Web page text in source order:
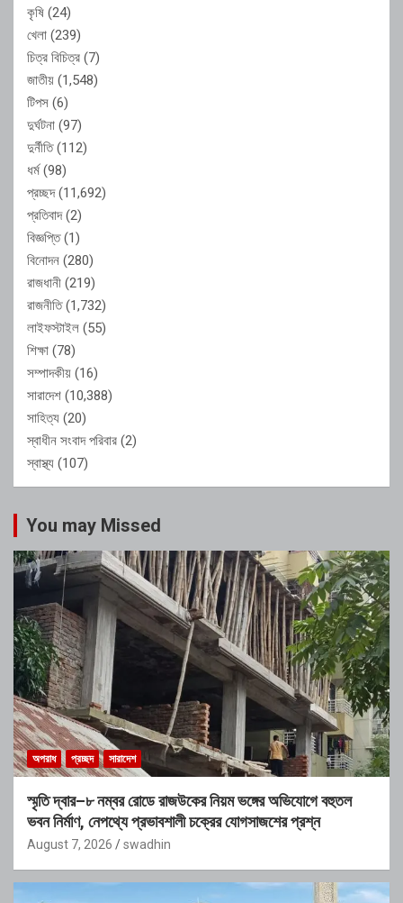
কৃষি (24)
খেলা (239)
চিত্র বিচিত্র (7)
জাতীয় (1,548)
টিপস (6)
দুর্ঘটনা (97)
দুর্নীতি(112)
ধর্ম(98)
প্রচ্ছদ(11,692)
প্রতিবাদ(2)
বিজ্ঞপ্তি(1)
বিনোদন (280)
রাজধানী (219)
রাজনীতি(1,732)
লাইফস্টাইল (55)
শিক্ষা (78)
সম্পাদকীয় (16)
সারাদেশ (10,388)
সাহিত্য (20)
স্বাধীন সংবাদ পরিবার (2)
স্বাস্থ্য (107)
You may Missed
অপরাধ প্রচ্ছদ সারাদেশ
স্মৃতি দ্বার–৮ নম্বর রোডে রাজউকের নিয়ম ভঙ্গের অভিযোগে বহুতল
ভবন নির্মাণ, নেপথ্যে প্রভাবশালী চক্রের যোগসাজশের প্রশ্ন
August 7, 2026 swadhin